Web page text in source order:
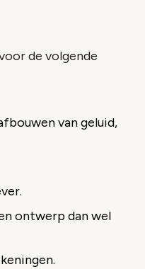
de volgende
van geluid,
ontwerp dan wel